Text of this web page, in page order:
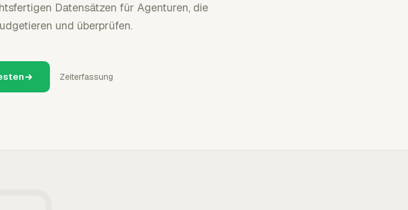
Datensätzen für Agenturen, die
und überprüfen.
Zeiterfassung